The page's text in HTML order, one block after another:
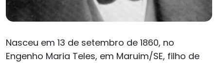
Nasceu em 13 de setembro de 1860, no
Engenho Maria Teles, em Maruim/SE, filho de